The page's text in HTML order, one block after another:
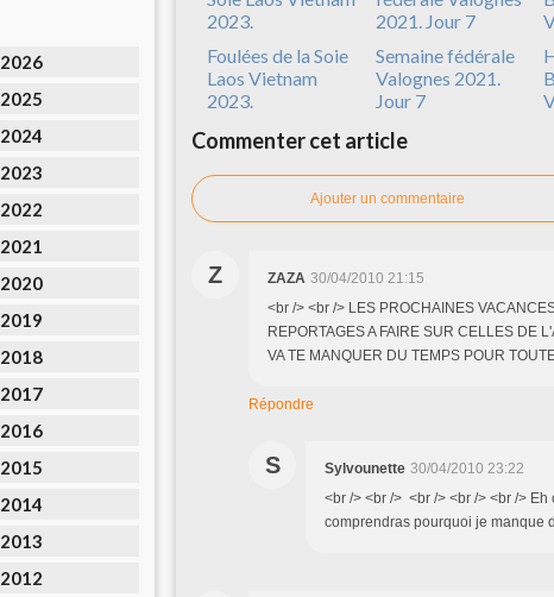
2026
2025
2024
2023
2022
2021
2020
2019
2018
2017
2016
2015
2014
2013
2012
Foulées de la Soie
Laos Vietnam
2023.
Semaine fédérale
Valognes 2021.
Jour 7
Commenter cet article
Ajouter un commentaire
Z ZAZA 30/04/2010 21:15
<br /> <br /> LES PROCHAINES
REPORTAGES A FAIRE SUR CELLES DE
VA TE MANQUER DU TEMPS POUR
Répondre
S Sylvounette 30/04/2010 23:22
<br /> <br /> <br /> <br /> <br />
comprendras pourquoi je manque